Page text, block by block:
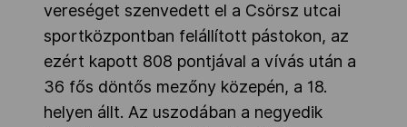
vereséget szenvedett el a Csörsz utcai
sportközpontban felállított pástokon, az
ezért kapott 808 pontjával a vívás után a
36 fős döntős mezőny közepén, a 18.
helyen állt. Az uszodában a negyedik